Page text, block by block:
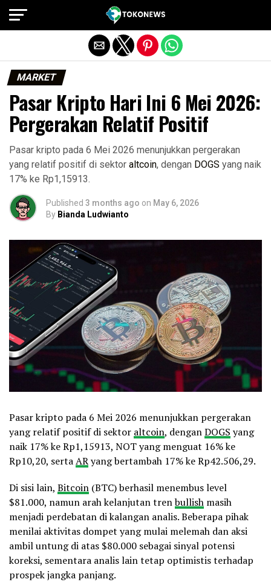
MARKET
Pasar Kripto Hari Ini 6 Mei 2026:
Pergerakan Relatif Positif
Pasar kripto pada 6 Mei 2026 menunjukkan pergerakan
yang relatif positif di sektor altcoin, dengan DOGS yang naik
17% ke Rp1,15913.
Published 3 months ago on May 6, 2026
By Bianda Ludwianto
Pasar kripto pada 6 Mei 2026 menunjukkan pergerakan
yang relatif positif di sektor altcoin, denganDOGS yang
naik 17% ke Rp1,15913, NOT yang menguat 16% ke
Rp10,20, sertaARyang bertambah 17% ke Rp42.506,29.
Di sisi lain, Bitcoin (BTC) berhasil menembus level
$81.000, namun arah kelanjutan trenbullish masih
menjadi perdebatan di kalangan analis. Beberapa pihak
menilai aktivitas dompet yang mulai melemah dan aksi
ambil untung di atas $80.000 sebagai sinyal potensi
koreksi, sementara analis lain tetap optimistis terhadap
prospek jangka panjang.
Exit mobile version